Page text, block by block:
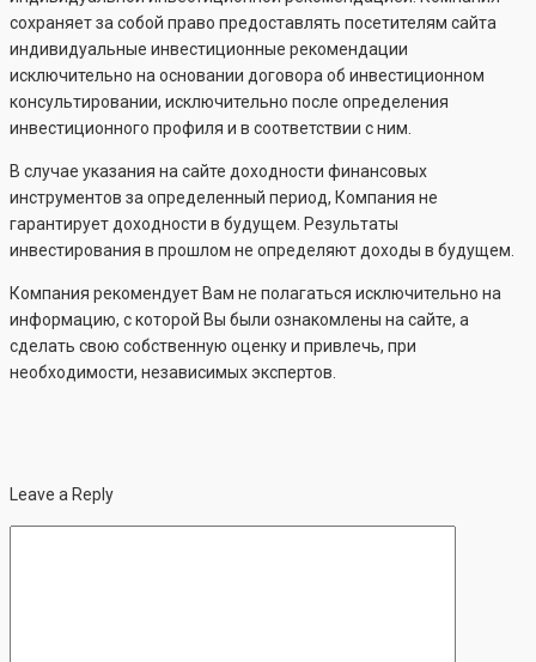
сохраняет за собой право предоставлять посетителям сайта
индивидуальные инвестиционные рекомендации
исключительно на основании договора об инвестиционном
консультировании, исключительно после определения
инвестиционного профиля и в соответствии с ним.
В случае указания на сайте доходности финансовых
инструментов за определенный период, Компания не
гарантирует доходности в будущем. Результаты
инвестирования в прошлом не определяют доходы в будущем.
Компания рекомендует Вам не полагаться исключительно на
информацию, с которой Вы были ознакомлены на сайте, а
сделать свою собственную оценку и привлечь, при
необходимости, независимых экспертов.
Leave a Reply